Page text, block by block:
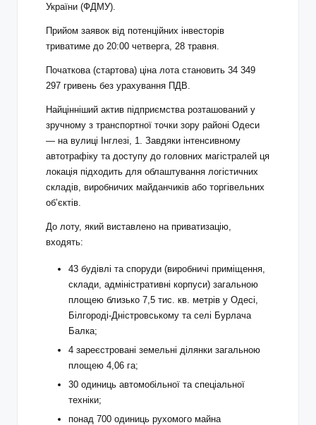
України (ФДМУ).
Прийом заявок від потенційних інвесторів
триватиме до 20:00 четверга, 28 травня.
Початкова (стартова) ціна лота становить 34 349
297 гривень без урахування ПДВ.
Найцінніший актив підприємства розташований у
зручному з транспортної точки зору районі Одеси
— на вулиці Інглезі, 1. Завдяки інтенсивному
автотрафіку та доступу до головних магістралей ця
локація підходить для облаштування логістичних
складів, виробничих майданчиків або торгівельних
об’єктів.
До лоту, який виставлено на приватизацію,
входять:
43 будівлі та споруди (виробничі приміщення,
склади, адміністративні корпуси) загальною
площею близько 7,5 тис. кв. метрів у Одесі,
Білгороді‑Дністровському та селі Бурлача
Балка;
4 зареєстровані земельні ділянки загальною
площею 4,06 га;
30 одиниць автомобільної та спеціальної
техніки;
понад 700 одиниць рухомого майна